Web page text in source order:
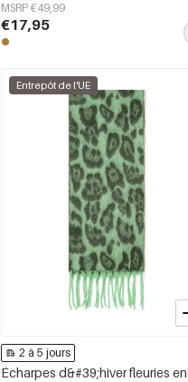
MSRP €49,99
€17,95
Entrepôt de l'UE
2 à 5 jours